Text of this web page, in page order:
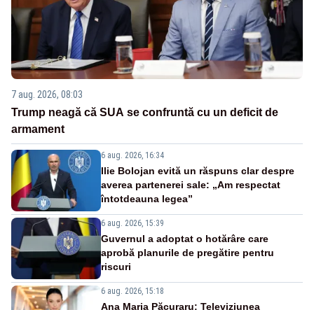
7 aug. 2026, 08:03
Trump neagă că SUA se confruntă cu un deficit de
armament
6 aug. 2026, 16:34
Ilie Bolojan evită un răspuns clar despre
averea partenerei sale: „Am respectat
întotdeauna legea”
6 aug. 2026, 15:39
Guvernul a adoptat o hotărâre care
aprobă planurile de pregătire pentru
riscuri
6 aug. 2026, 15:18
Ana Maria Păcuraru: Televiziunea